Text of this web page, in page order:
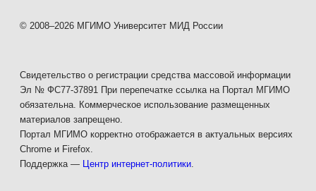
Общежитие №1
«Новое» — 3 920 руб. в день.
© 2008–2026 МГИМО Университет МИД России
Свидетельство о регистрации средства массовой информации
Эл № ФС77-37891 При перепечатке ссылка на Портал МГИМО
обязательна. Коммерческое использование размещенных
материалов запрещено.
Портал МГИМО корректно отображается в актуальных версиях
Chrome и Firefox.
Поддержка — Центр интернет-политики.